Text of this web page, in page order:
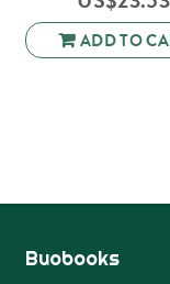
ADD TO
Buobooks